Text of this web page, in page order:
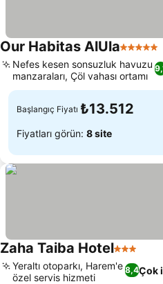
Our Habitas AlUla5 Yıldız
Nefes kesen sonsuzluk havuzu
manzaraları, Çöl vahası ortamı
Başlangıç Fiyatı ₺13.512
Fiyatları görün: 8 site
Zaha Taiba Hotel3 Yıldız
8,4Çok
Yeraltı otoparkı, Harem'e
özel servis hizmeti